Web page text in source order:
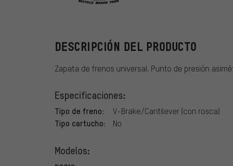
DESCRIPCIÓN DEL PRODUCTO
Zapata de frenos universal. Punto de presión
Especificaciones:
Tipo de freno: V-Brake/Cantilever (con rosca)
Tipo cartucho: No
Modelos: